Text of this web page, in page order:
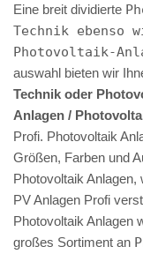
Eine breit dividierte
Technik ebenso
Photovoltaik-
auswahl bieten wir
Technik oder
Anlagen /
Profi. Photovoltaik
Größen, Farben und
Photovoltaik
PV Anlagen Profi
Photovoltaik Anlagen
großes Sortiment an